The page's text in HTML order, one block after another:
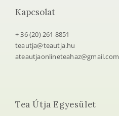
Kapcsolat
+ 36 (20) 261 8851
teautja@teautja.hu
ateautjaonlineteahaz@gmail.com
Tea Útja Egyesület